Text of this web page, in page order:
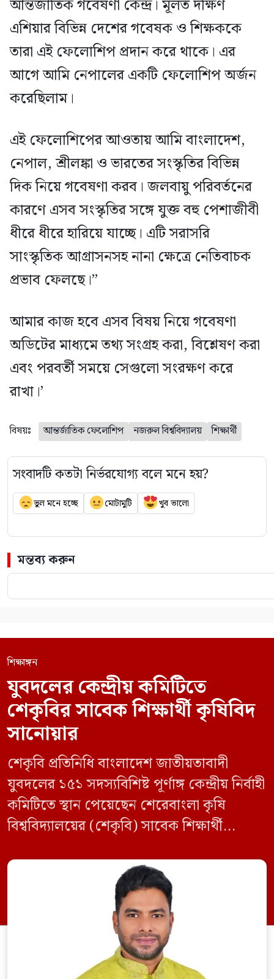
আন্তর্জাতিক গবেষণা কেন্দ্র। মূলত দক্ষিণ
এশিয়ার বিভিন্ন দেশের গবেষক ও শিক্ষককে
তারা এই ফেলোশিপ প্রদান করে থাকে। এর
আগে আমি নেপালের একটি ফেলোশিপ অর্জন
করেছিলাম।
এই ফেলোশিপের আওতায় আমি বাংলাদেশ,
নেপাল, শ্রীলঙ্কা ও ভারতের সংস্কৃতির বিভিন্ন
দিক নিয়ে গবেষণা করব। জলবায়ু পরিবর্তনের
কারণে এসব সংস্কৃতির সঙ্গে যুক্ত বহু পেশাজীবী
ধীরে ধীরে হারিয়ে যাচ্ছে। এটি সরাসরি
সাংস্কৃতিক আগ্রাসনসহ নানা ক্ষেত্রে নেতিবাচক
প্রভাব ফেলছে।”
আমার কাজ হবে এসব বিষয় নিয়ে গবেষণা
অডিটের মাধ্যমে তথ্য সংগ্রহ করা, বিশ্লেষণ করা
এবং পরবর্তী সময়ে সেগুলো সংরক্ষণ করে
রাখা।’
বিষয়ঃ আন্তর্জাতিক ফেলোশিপ নজরুল বিশ্ববিদ্যালয় শিক্ষার্থী
সংবাদটি কতটা নির্ভরযোগ্য বলে মনে হয়?
ভুল মনে হচ্ছে মোটামুটি খুব ভালো
মন্তব্য করুন
শিক্ষাঙ্গন
যুবদলের কেন্দ্রীয় কমিটিতে
শেকৃবির সাবেক শিক্ষার্থী কৃষিবিদ
সানোয়ার
শেকৃবি প্রতিনিধি বাংলাদেশ জাতীয়তাবাদী
যুবদলের ১৫১ সদস্যবিশিষ্ট পূর্ণাঙ্গ কেন্দ্রীয় নির্বাহী
কমিটিতে স্থান পেয়েছেন শেরেবাংলা কৃষি
বিশ্ববিদ্যালয়ের (শেকৃবি) সাবেক শিক্ষার্থী
তাকে কেন্দ্রীয় কৃষি বিষয়ক সম্পাদক হিসেবে
দায়িত্ব দেওয়া হয়েছে। বৃহস্পতিবার বিএনপির
সিনিয়র যুগ্ম মহাসচিব রুহুল কবির রিজভী
স্বাক্ষরিত এক বিজ্ঞপ্তিতে নতুন কমিটির
অনুমোদনের বিষয়টি জানানো হয়। কমিটিতে
আব্দুল মোনায়েম মুন্নাকে সভাপতি […]